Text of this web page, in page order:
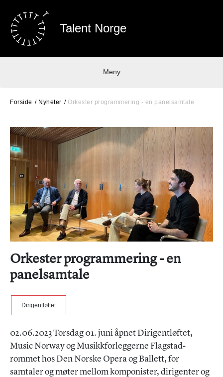
Talent Norge
Meny
Forside Nyheter Orkester programmering - en panelsamtale
Orkester programmering - en
panelsamtale
Dirigentløftet
02.06.2023 Torsdag 01. juni åpnet Dirigentløftet,
Music Norway og Musikkforleggerne Flagstad-
rommet hos Den Norske Opera og Ballett, for
samtaler og møter mellom komponister, dirigenter og